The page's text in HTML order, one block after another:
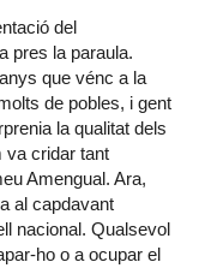
del
pres la paraula.
que vénc a la
de pobles, i gent
la qualitat dels
va cridar tant
Amengual. Ara,
al capdavant
nacional. Qualsevol
ho o a ocupar el